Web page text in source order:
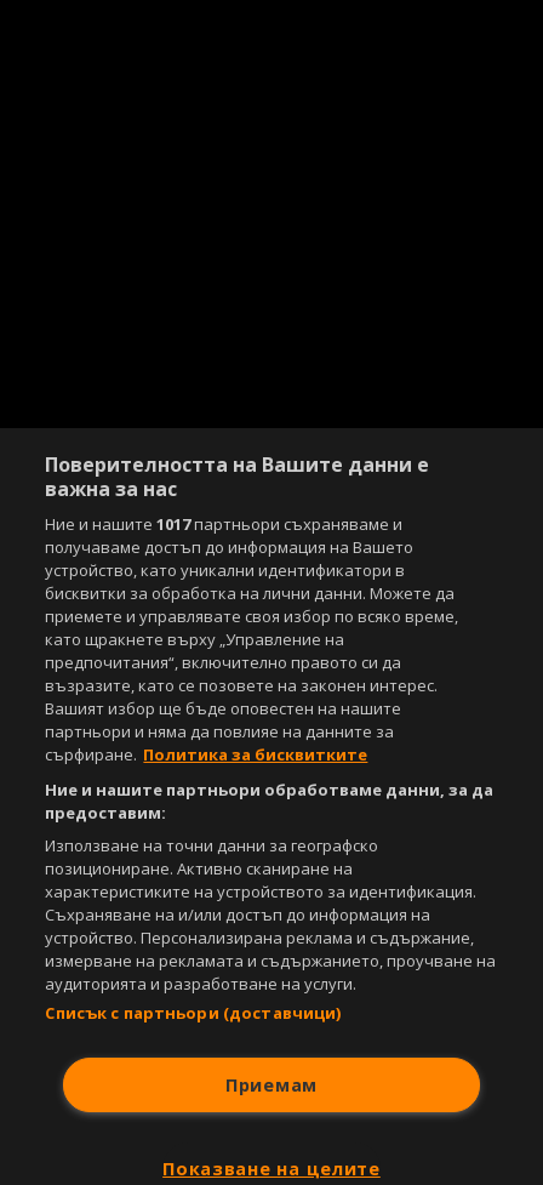
Поверителността на Вашите данни е
важна за нас
Ние и нашите1017партньори съхраняваме и
получаваме достъп до информация на Вашето
устройство, като уникални идентификатори в
бисквитки за обработка на лични данни. Можете да
приемете и управлявате своя избор по всяко време,
като щракнете върху „Управление на
предпочитания“, включително правото си да
възразите, като се позовете на законен интерес.
Вашият избор ще бъде оповестен на нашите
партньори и няма да повлияе на данните за
сърфиране. Политика за бисквитките
Ние и нашите партньори обработваме данни, за да
предоставим:
Използване на точни данни за географско
позициониране. Активно сканиране на
характеристиките на устройството за идентификация.
Съхраняване на и/или достъп до информация на
устройство. Персонализирана реклама и съдържание,
измерване на рекламата и съдържанието, проучване на
аудиторията и разработване на услуги.
Списък с партньори (доставчици)
Приемам
Показване на целите